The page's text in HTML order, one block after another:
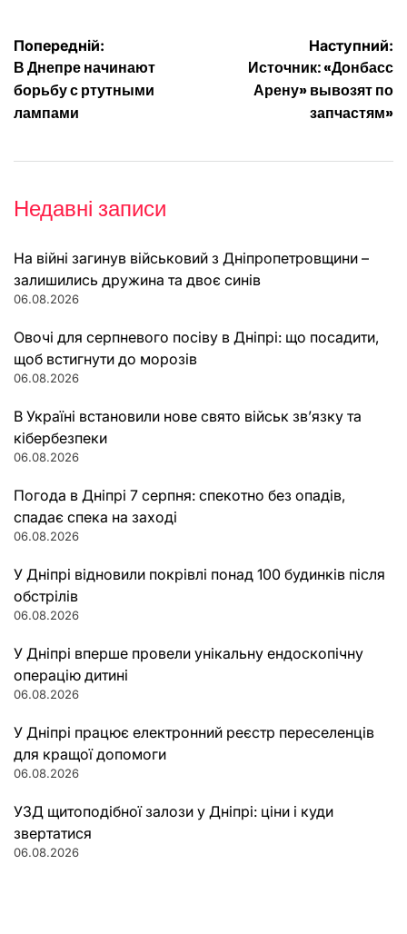
Навігація
записів
Попередній:
В Днепре начинают
борьбу с ртутными
лампами
Наступний:
Источник: «Донбасс
Арену» вывозят по
запчастям»
Недавні записи
На війні загинув військовий з Дніпропетровщини –
залишились дружина та двоє синів
06.08.2026
Овочі для серпневого посіву в Дніпрі: що посадити,
щоб встигнути до морозів
06.08.2026
В Україні встановили нове свято військ зв’язку та
кібербезпеки
06.08.2026
Погода в Дніпрі 7 серпня: спекотно без опадів,
спадає спека на заході
06.08.2026
У Дніпрі відновили покрівлі понад 100 будинків після
обстрілів
06.08.2026
У Дніпрі вперше провели унікальну ендоскопічну
операцію дитині
06.08.2026
У Дніпрі працює електронний реєстр переселенців
для кращої допомоги
06.08.2026
УЗД щитоподібної залози у Дніпрі: ціни і куди
звертатися
06.08.2026